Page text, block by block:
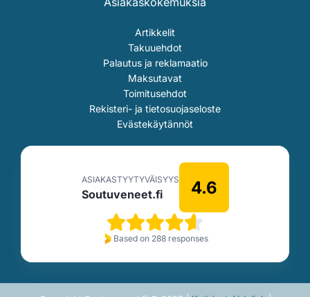
Artikkelit
Takuuehdot
Palautus ja reklamaatio
Maksutavat
Toimitusehdot
Rekisteri- ja tietosuojaseloste
Evästekäytännöt
ASIAKASTYYTYVÄISYYS
Soutuveneet.fi 4.6
Based on 288 responses